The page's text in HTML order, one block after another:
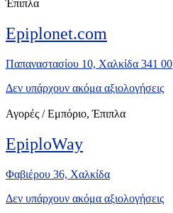
Έπιπλα
Epiplonet.com
Παπαναστασίου 10, Χαλκίδα 341 00
Δεν υπάρχουν ακόμα αξιολογήσεις
Αγορές / Εμπόριο, Έπιπλα
EpiploWay
Φαβιέρου 36, Χαλκίδα
Δεν υπάρχουν ακόμα αξιολογήσεις